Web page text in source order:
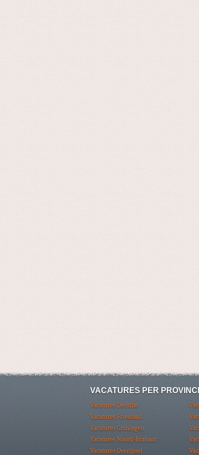
VACATURES PER
Vacatures Drenthe
Vacatures Friesland
Vacatures Groningen
Vacatures Noord-Brabant
Vacatures Overijssel